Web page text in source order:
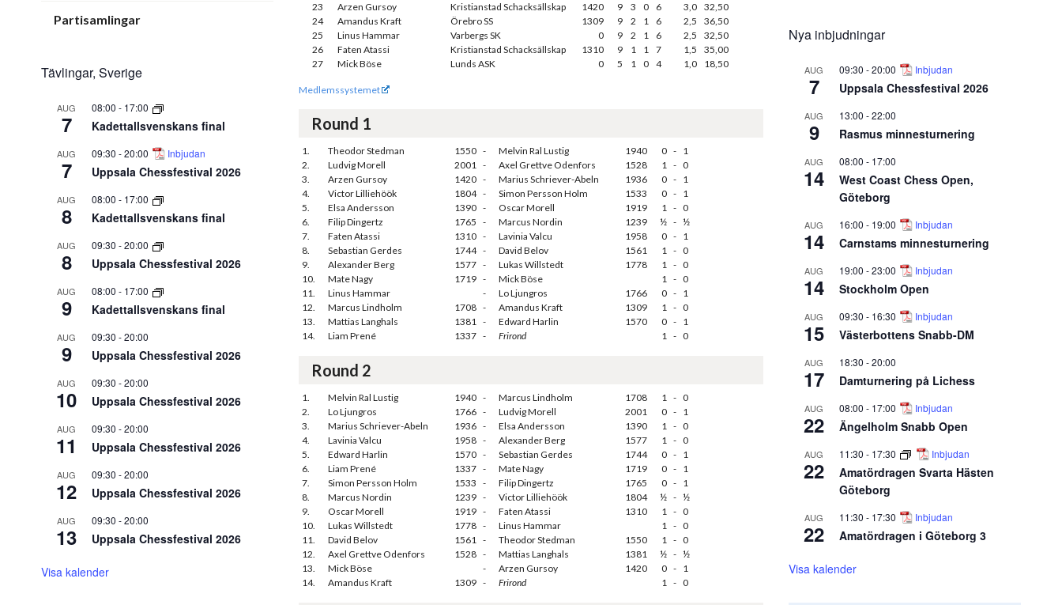
Partisamlingar
Tävlingar, Sverige
AUG
7
08:00 - 17:00
Kadettallsvenskans final
AUG
7
09:30 -20:00 Inbjudan
Uppsala Chessfestival 2026
AUG
8
08:00 - 17:00
Kadettallsvenskans final
AUG
8
09:30 -20:00
Uppsala Chessfestival 2026
AUG
9
08:00 - 17:00
Kadettallsvenskans final
AUG
9
09:30 -20:00
Uppsala Chessfestival 2026
AUG
10
09:30 -20:00
Uppsala Chessfestival 2026
AUG
11
09:30 -20:00
Uppsala Chessfestival 2026
AUG
12
09:30 -20:00
Uppsala Chessfestival 2026
AUG
13
09:30 -20:00
Uppsala Chessfestival 2026
Visa kalender
23
Arzen Gursoy Kristianstad Schacksällskap 1420 9 3 0 6 3,0 32,50
24
Amandus Kraft Örebro SS 1309 9 2 1 6 2,5
36,50
25
Linus Hammar Varbergs SK 0 9 2 1 6 2,5
32,50
26
Faten Atassi Kristianstad Schacksällskap 1310 9 1 1 7 1,5
35,00
27
Mick Böse Lunds ASK 0 5 1 0 4 1,0 18,50
Medlemssystemet
Round 1
1. Theodor Stedman 1550 - Melvin Ral Lustig 1940 0 - 1
2.
Ludvig Morell 2001 - Axel Grettve Odenfors 1528 1 - 0
3.
Arzen Gursoy 1420 - Marius Schriever-Abeln 1936 0 - 1
4.
Victor Lilliehöök 1804 - Simon Persson Holm 1533 0 - 1
5.
Elsa Andersson 1390 - Oscar Morell 1919 1 - 0
6.
Filip Dingertz 1765 - Marcus Nordin 1239 ½ - ½
7.
Faten Atassi 1310 - Lavinia Valcu 1958 0 - 1
8.
Sebastian Gerdes 1744 - David Belov 1561 1 - 0
9.
Alexander Berg 1577 - Lukas Willstedt 1778 1 - 0
10.
Mate Nagy 1719 - Mick Böse 1 - 0
11.
Linus Hammar - Lo Ljungros 1766 0 - 1
12.
Marcus Lindholm 1708 - Amandus Kraft 1309 1 - 0
13.
Mattias Langhals 1381 - Edward Harlin 1570 0 - 1
14.
Liam Prené 1337 - Frirond 1 - 0
Round 2
1. Melvin Ral Lustig 1940 - Marcus Lindholm 1708 1 - 0
2.
Lo Ljungros 1766 - Ludvig Morell 2001 0 - 1
3.
Marius Schriever-Abeln 1936 - Elsa Andersson 1390 1 - 0
4.
Lavinia Valcu 1958 - Alexander Berg 1577 1 - 0
5.
Edward Harlin 1570 - Sebastian Gerdes 1744 0 - 1
6.
Liam Prené 1337 - Mate Nagy 1719 0 - 1
7.
Simon Persson Holm 1533 - Filip Dingertz 1765 0 - 1
8.
Marcus Nordin 1239 - Victor Lilliehöök 1804 ½ - ½
9.
Oscar Morell 1919 - Faten Atassi 1310 1 - 0
10.
Lukas Willstedt 1778 - Linus Hammar 1 - 0
11.
David Belov 1561 - Theodor Stedman 1550 1 - 0
12.
Axel Grettve Odenfors 1528 - Mattias Langhals 1381 ½ - ½
13.
Mick Böse - Arzen Gursoy 1420 0 - 1
14.
Amandus Kraft 1309 - Frirond 1 - 0
Nya inbjudningar
AUG
7
09:30 -20:00 Inbjudan
Uppsala Chessfestival 2026
AUG
9
13:00 -22:00
Rasmus minnesturnering
AUG
14
08:00 - 17:00
West Coast Chess Open,
Göteborg
AUG
14
16:00 - 19:00 Inbjudan
Carnstams minnesturnering
AUG
14
19:00 -23:00 Inbjudan
Stockholm Open
AUG
15
09:30 - 16:30 Inbjudan
Västerbottens Snabb-DM
AUG
17
18:30 -20:00
Damturnering på Lichess
AUG
22
08:00 - 17:00 Inbjudan
Ängelholm Snabb Open
AUG
22
11:30 - 17:30 Inbjudan
Amatördragen Svarta Hästen
Göteborg
AUG
22
11:30 - 17:30 Inbjudan
Amatördragen i Göteborg 3
Visa kalender